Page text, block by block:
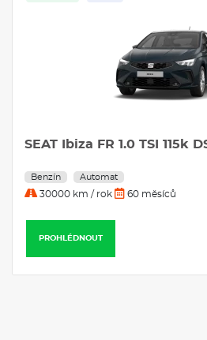
SEAT Ibiza FR 1.0 TSI 115k
Benzín Automat
30000 km / rok 60 měsíců
PROHLÉDNOUT